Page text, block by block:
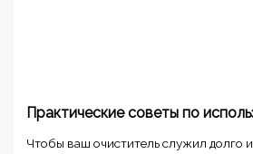
Практические советы по
Чтобы ваш очиститель служил долго